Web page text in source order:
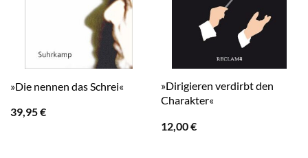
»Die nennen das Schrei«
39,95€
»Dirigieren verdirbt den
Charakter«
12,00€